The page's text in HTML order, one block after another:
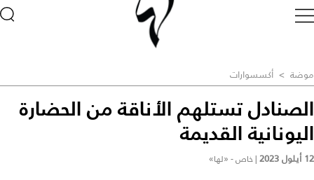
موضة > أكسسوارات
الصنادل تستلهم الأناقة من الحضارة
اليونانية القديمة
12 أيلول 2023 |خاص - «لها»